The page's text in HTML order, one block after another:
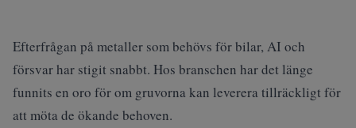
Efterfrågan på metaller som behövs för bilar, AI och
försvar har stigit snabbt. Hos branschen har det länge
funnits en oro för om gruvorna kan leverera tillräckligt för
att möta de ökande behoven.